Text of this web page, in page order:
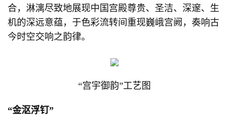
合，淋漓尽致地展现中国宫殿尊贵、圣洁、深邃、生
机的深远意蕴，于色彩流转间重现巍峨宫阙，奏响古
今时空交响之韵律。
“宫宇御韵”工艺图
“金沤浮钉”